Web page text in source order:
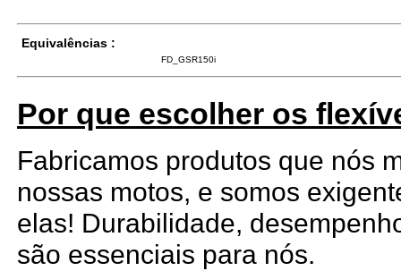
Equivalências :
FD_GSR150i
Por que escolher os
Fabricamos produtos que nós
nossas motos, e somos
elas! Durabilidade,
são essenciais para nós.